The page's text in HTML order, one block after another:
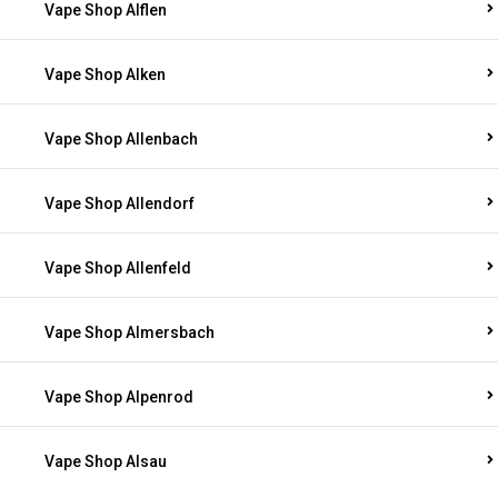
Vape Shop Alflen
Vape Shop Alken
Vape Shop Allenbach
Vape Shop Allendorf
Vape Shop Allenfeld
Vape Shop Almersbach
Vape Shop Alpenrod
Vape Shop Alsau